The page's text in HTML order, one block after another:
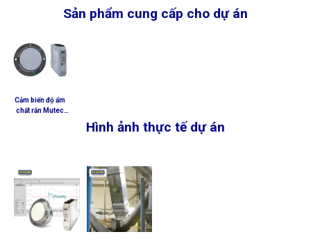
Sản phẩm cung cấp cho dự án
Cảm biến độ ẩm
chất rắn Mutec
Hình ảnh thực tế dự án